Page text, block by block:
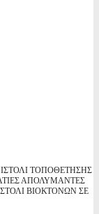
ΤΟΠΟΘΕΤΗΣΗΣ
ΑΠΟΛΥΜΑΝΤΕΣ
ΒΙΟΚΤΟΝΩΝ ΣΕ